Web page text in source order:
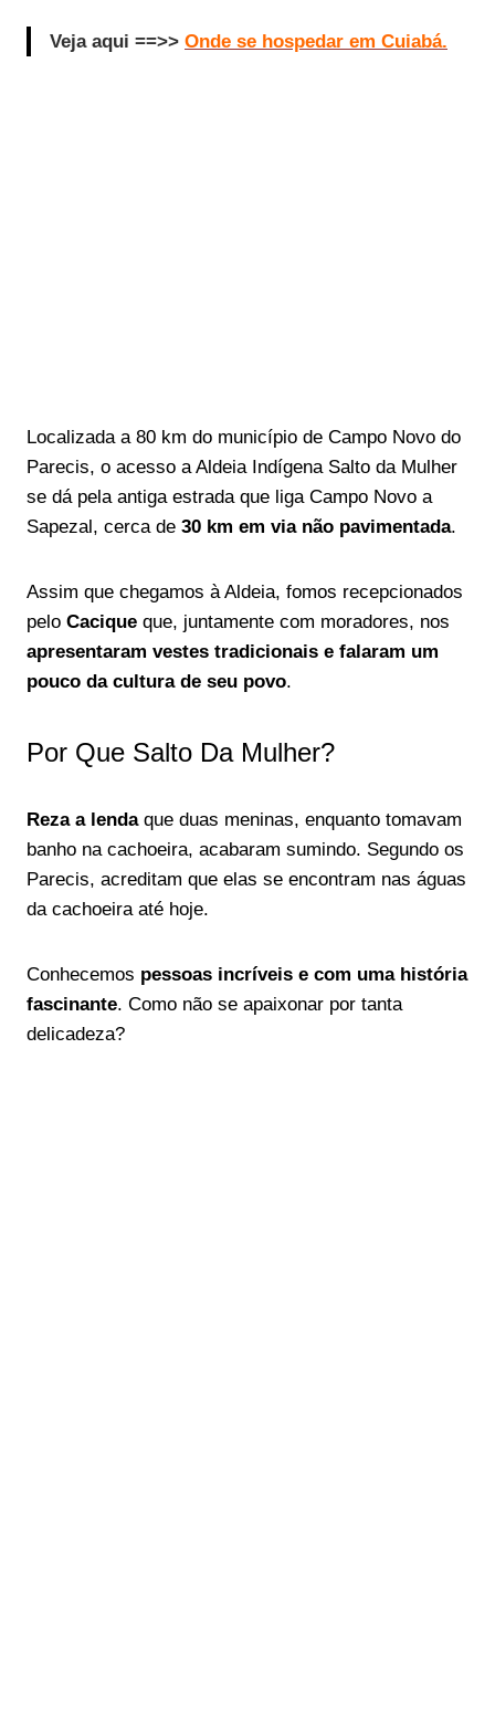
Veja aqui ==>> Onde se hospedar em Cuiabá.
Localizada a 80 km do município de Campo Novo do
Parecis, o acesso a Aldeia Indígena Salto da Mulher
se dá pela antiga estrada que liga Campo Novo a
Sapezal, cerca de 30 km em via não pavimentada.
Assim que chegamos à Aldeia, fomos recepcionados
pelo Cacique que, juntamente com moradores, nos
apresentaram vestes tradicionais e falaram um
pouco da cultura de seu povo.
Por Que Salto Da Mulher?
Reza a lendaque duas meninas, enquanto tomavam
banho na cachoeira, acabaram sumindo. Segundo os
Parecis, acreditam que elas se encontram nas águas
da cachoeira até hoje.
Conhecemos pessoas incríveis e com uma história
fascinante. Como não se apaixonar por tanta
delicadeza?